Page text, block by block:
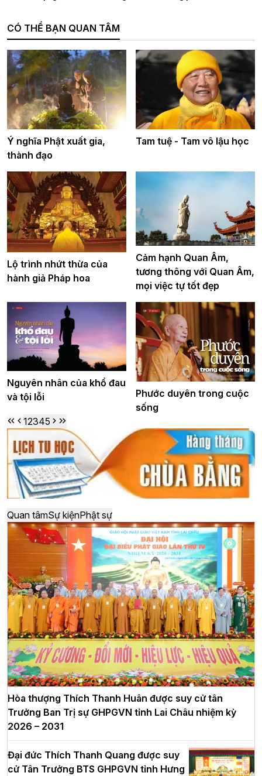
CÓ THỂ BẠN QUAN TÂM
Ý nghĩa Phật xuất gia,
thành đạo
Tam tuệ - Tam vô lậu học
Lộ trình nhứt thừa của
hành giả Pháp hoa
Cảm hạnh Quan Âm,
tương thông với Quan Âm,
mọi việc tự tốt đẹp
Nguyên nhân của khổ đau
và tội lỗi
Phước duyên trong cuộc
sống
12345
Quan tâmSự kiệnPhật sự
Hòa thượng Thích Thanh Huân được suy cử tân
Trưởng Ban Trị sự GHPGVN tỉnh Lai Châu nhiệm kỳ
2026 – 2031
Đại đức Thích Thanh Quang được suy
cử Tân Trưởng BTS GHPGVN tỉnh Hưng